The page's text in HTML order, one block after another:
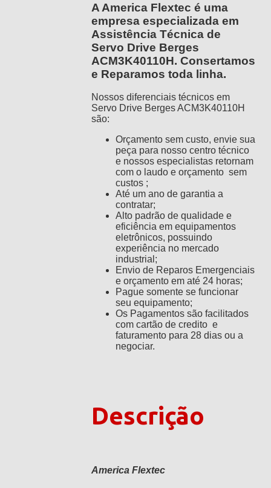
A America Flextec é uma
empresa especializada em
Assistência Técnica de
Servo Drive Berges
ACM3K40110H. Consertamos
e Reparamos toda linha.
Nossos diferenciais técnicos em
Servo Drive Berges ACM3K40110H
são:
Orçamento sem custo, envie sua
peça para nosso centro técnico
e nossos especialistas retornam
com o laudo e orçamento sem
custos ;
Até um ano de garantia a
contratar;
Alto padrão de qualidade e
eficiência em equipamentos
eletrônicos, possuindo
experiência no mercado
industrial;
Envio de Reparos Emergenciais
e orçamento em até 24 horas;
Pague somente se funcionar
seu equipamento;
Os Pagamentos são facilitados
com cartão de credito e
faturamento para 28 dias ou a
negociar.
Descrição
America Flextec